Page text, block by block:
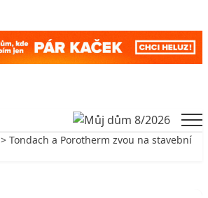
> Tondach a Porotherm zvou na stavební